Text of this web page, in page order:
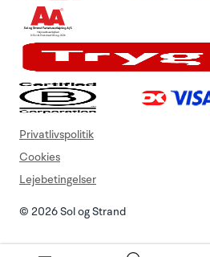
© 2026 Sol og Strand
Privatlivspolitik
Cookies
Lejebetingelser